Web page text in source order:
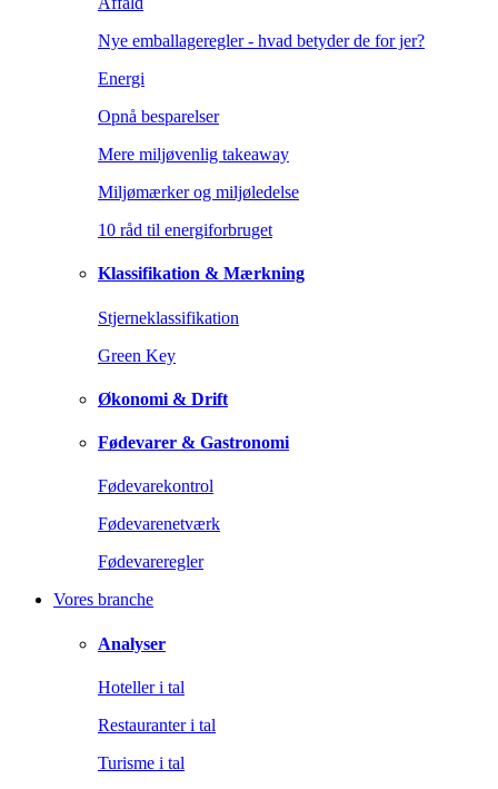
Nye emballageregler - hvad betyder de for jer?
Energi
Opnå besparelser
Mere miljøvenlig takeaway
Miljømærker og miljøledelse
10 råd til energiforbruget
Klassifikation & Mærkning
Stjerneklassifikation
Green Key
Økonomi & Drift
Fødevarer & Gastronomi
Fødevarekontrol
Fødevarenetværk
Fødevareregler
Vores branche
Analyser
Hoteller i tal
Restauranter i tal
Turisme i tal